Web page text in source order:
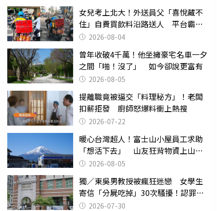
女兒考上北大！外送員父「喜悅藏不
住」自費買飲料沿路送人 平台霸氣
幫付學費
2026-08-04
曾年收破4千萬！他坐擁豪宅名車一夕
之間「啪！沒了」 如今卻說更富有
2026-08-05
提離職竟被逼交「料理秘方」！老闆
扣薪拒發 廚師怒爆料衝上熱搜
2026-07-22
暖心台灣超人！富士山小屋員工求助
「想活下去」 山友狂背物資上山：
台灣真的是寶島
2026-08-05
獨／東吳男教授被瘋狂迷戀 女學生
寄信「分屍吃掉」30次騷擾！認罪免
關 2026-07-30